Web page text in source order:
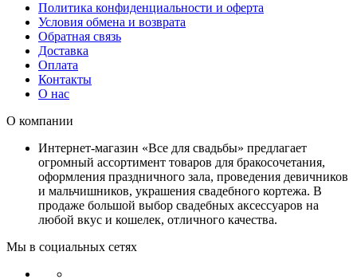
Политика конфиденциальности и оферта
Условия обмена и возврата
Обратная связь
Доставка
Оплата
Контакты
О нас
О компании
Интернет-магазин «Все для свадьбы» предлагает
огромный ассортимент товаров для бракосочетания,
оформления праздничного зала, проведения девичников
и мальчишников, украшения свадебного кортежа. В
продаже большой выбор свадебных аксессуаров на
любой вкус и кошелек, отличного качества.
Мы в социальных сетях